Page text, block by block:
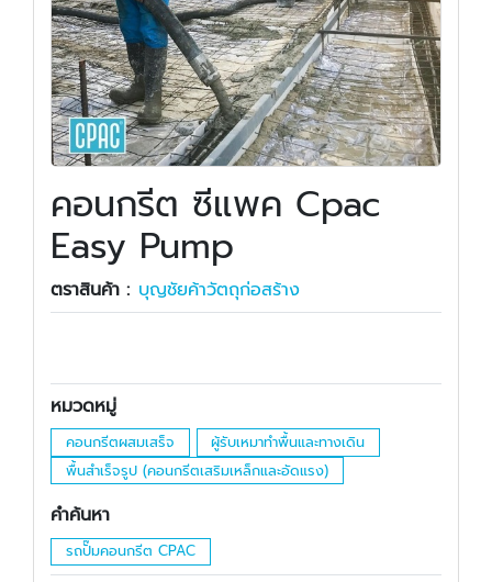
คอนกรีต ซีแพค Cpac
Easy Pump
ตราสินค้า : บุญชัยค้าวัตถุก่อสร้าง
หมวดหมู่
คอนกรีตผสมเสร็จ
ผู้รับเหมาทำพื้นและทางเดิน
พื้นสำเร็จรูป (คอนกรีตเสริมเหล็กและอัดแรง)
คำค้นหา
รถปั๊มคอนกรีต CPAC